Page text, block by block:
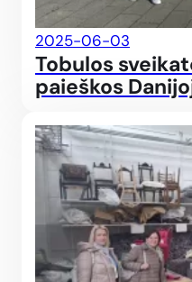
2025-06-03
Tobulos
paieškos